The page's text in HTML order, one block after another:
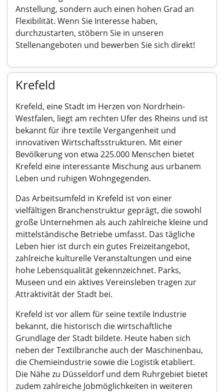
Anstellung, sondern auch einen hohen Grad an
Flexibilität. Wenn Sie Interesse haben,
durchzustarten, stöbern Sie in unseren
Stellenangeboten und bewerben Sie sich direkt!
Krefeld
Krefeld, eine Stadt im Herzen von Nordrhein-
Westfalen, liegt am rechten Ufer des Rheins und ist
bekannt für ihre textile Vergangenheit und
innovativen Wirtschaftsstrukturen. Mit einer
Bevölkerung von etwa 225.000 Menschen bietet
Krefeld eine interessante Mischung aus urbanem
Leben und ruhigen Wohngegenden.
Das Arbeitsumfeld in Krefeld ist von einer
vielfältigen Branchenstruktur geprägt, die sowohl
große Unternehmen als auch zahlreiche kleine und
mittelständische Betriebe umfasst. Das tägliche
Leben hier ist durch ein gutes Freizeitangebot,
zahlreiche kulturelle Veranstaltungen und eine
hohe Lebensqualität gekennzeichnet. Parks,
Museen und ein aktives Vereinsleben tragen zur
Attraktivität der Stadt bei.
Krefeld ist vor allem für seine textile Industrie
bekannt, die historisch die wirtschaftliche
Grundlage der Stadt bildete. Heute haben sich
neben der Textilbranche auch der Maschinenbau,
die Chemieindustrie sowie die Logistik etabliert.
Die Nähe zu Düsseldorf und dem Ruhrgebiet bietet
zudem zahlreiche Jobmöglichkeiten in weiteren